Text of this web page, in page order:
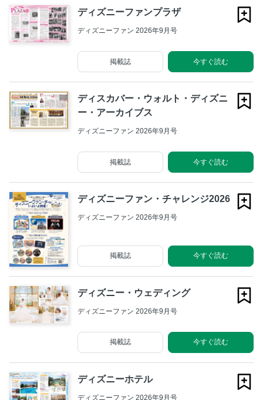
ディズニーファンプラザ
ディズニーファン 2026年9月号
今すぐ読む
掲載誌
ディスカバー・ウォルト・ディズニ
ー・アーカイブス
ディズニーファン 2026年9月号
今すぐ読む
掲載誌
ディズニーファン・チャレンジ2026
ディズニーファン 2026年9月号
今すぐ読む
掲載誌
ディズニー・ウェディング
ディズニーファン 2026年9月号
今すぐ読む
掲載誌
ディズニーホテル
ディズニーファン 2026年9月号